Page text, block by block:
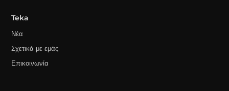
Teka
Νέα
Σχετικά με εμάς
Επικοινωνία